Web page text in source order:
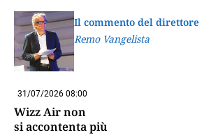
Il commento del direttore
Remo Vangelista
31/07/2026 08:00
Wizz Air non
si accontenta più